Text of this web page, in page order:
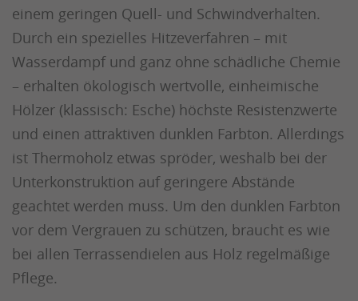
einem geringen Quell- und Schwindverhalten.
Durch ein spezielles Hitzeverfahren – mit
Wasserdampf und ganz ohne schädliche Chemie
– erhalten ökologisch wertvolle, einheimische
Hölzer (klassisch: Esche) höchste Resistenzwerte
und einen attraktiven dunklen Farbton. Allerdings
ist Thermoholz etwas spröder, weshalb bei der
Unterkonstruktion auf geringere Abstände
geachtet werden muss. Um den dunklen Farbton
vor dem Vergrauen zu schützen, braucht es wie
bei allen Terrassendielen aus Holz regelmäßige
Pflege.